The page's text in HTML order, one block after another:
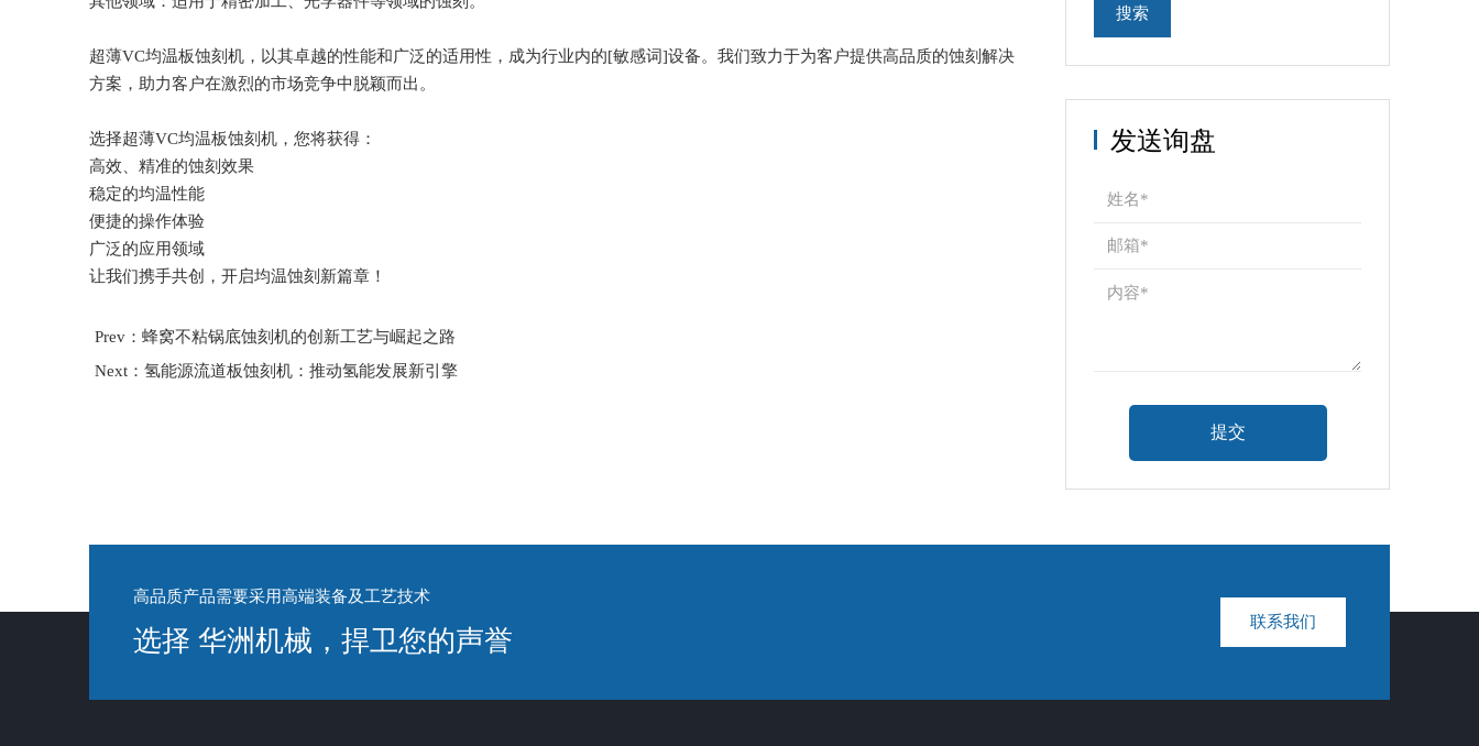
超薄VC均温板蚀刻机，以其卓越的性能和广泛的适用性，成为行业内的[敏感词]设备。我们致力于为客户提供高品质的蚀刻解决
方案，助力客户在激烈的市场竞争中脱颖而出。
选择超薄VC均温板蚀刻机，您将获得：
高效、精准的蚀刻效果
稳定的均温性能
便捷的操作体验
广泛的应用领域
让我们携手共创，开启均温蚀刻新篇章！
Prev：蜂窝不粘锅底蚀刻机的创新工艺与崛起之路
Next：氢能源流道板蚀刻机：推动氢能发展新引擎
发送询盘
高品质产品需要采用高端装备及工艺技术
选择 华洲机械，捍卫您的声誉
联系我们